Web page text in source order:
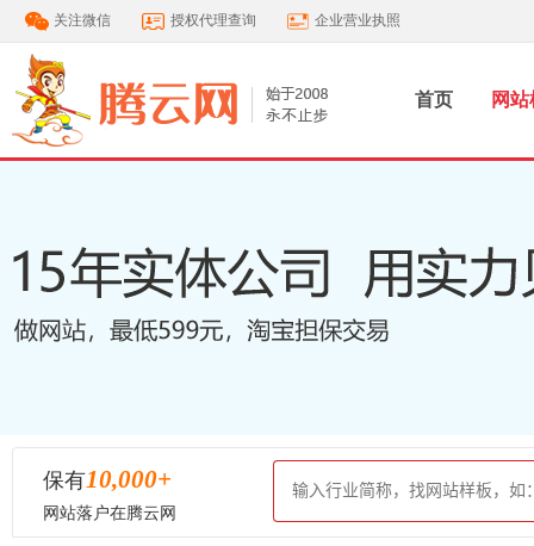
关注微信 授权代理查询 企业营业执照
首页 网
保有10,000+
网站落户在腾云网